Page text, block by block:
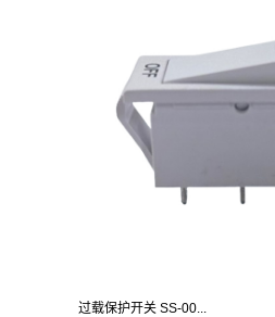
过载保护开关 SS-00...